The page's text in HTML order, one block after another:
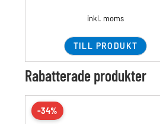
inkl. moms
TILL PRODUKT
Rabatterade produkter
-34%